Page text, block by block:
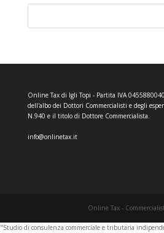
Online Tax di Igli Topi - Partita IVA
dell'albo dei Dottori Commercialisti e degli
N.940 e il titolo di Dottore Commercialista.
info@onlinetax.it
Online Tax -
"Studio di consulenza commerciale e tributaria